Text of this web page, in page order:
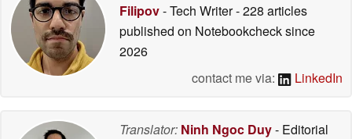
Filipov- Tech Writer- 228 articles
published on Notebookchecksince
2026
contact me via:
LinkedIn
Translator: Ninh Ngoc Duy- Editorial